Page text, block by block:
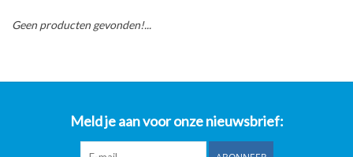
Over ons
Geen producten gevonden!...
Meld je aan voor onze nieuwsbrief: